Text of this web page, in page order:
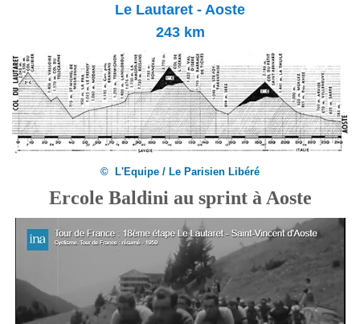
Le Lautaret - Aoste
243 km
© L'Equipe / Le Parisien Libéré
Ercole Baldini au sprint à Aoste